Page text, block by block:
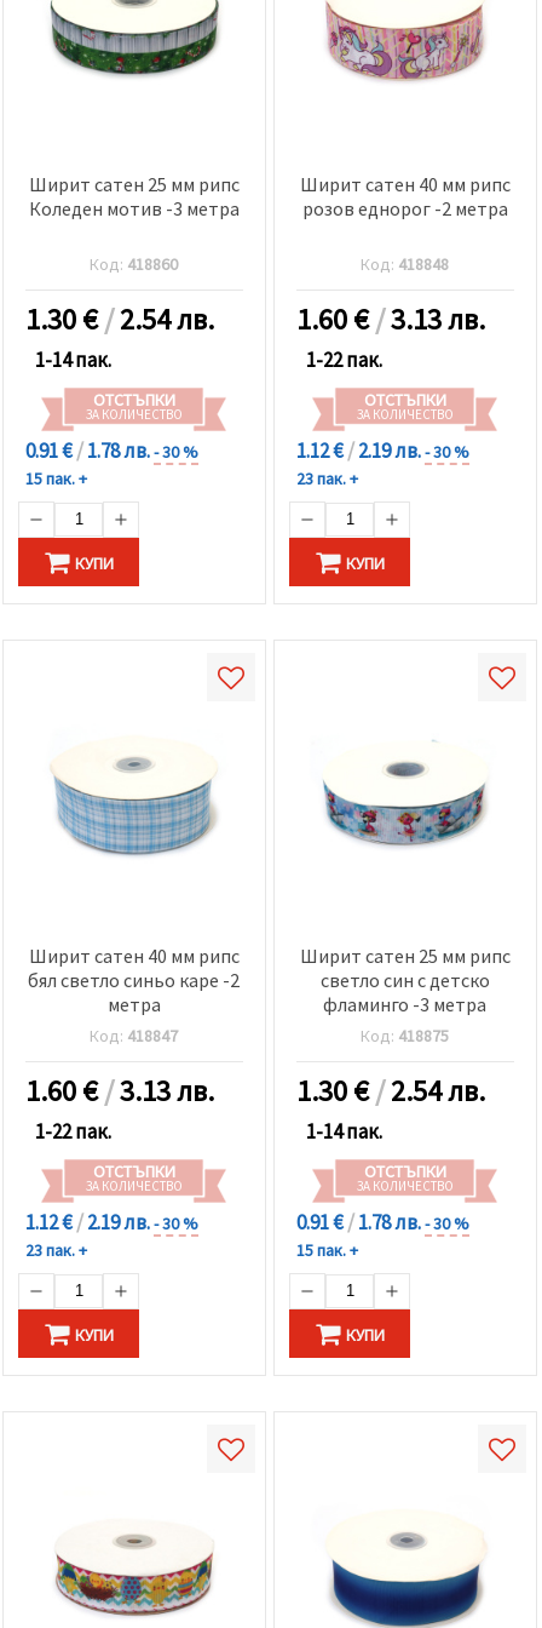
Ширит сатен 25 мм рипс
Коледен мотив -3 метра
Код: 418860
1.30€/2.54 лв.
1-14 пак.
ОТСТЪПКИ
ЗА КОЛИЧЕСТВО
0.91 €/1.78 лв.- 30 %
15 пак. +
КУПИ
Ширит сатен 40 мм рипс
розов еднорог -2 метра
Код: 418848
1.60€/3.13 лв.
1-22 пак.
ОТСТЪПКИ
ЗА КОЛИЧЕСТВО
1.12 €/2.19 лв.- 30 %
23 пак. +
КУПИ
Ширит сатен 40 мм рипс
бял светло синьо каре -2
метра
Код: 418847
1.60€/3.13 лв.
1-22 пак.
ОТСТЪПКИ
ЗА КОЛИЧЕСТВО
1.12 €/2.19 лв.- 30 %
23 пак. +
КУПИ
Ширит сатен 25 мм рипс
светло син с детско
фламинго -3 метра
Код: 418875
1.30€/2.54 лв.
1-14 пак.
ОТСТЪПКИ
ЗА КОЛИЧЕСТВО
0.91 €/1.78 лв.- 30 %
15 пак. +
КУПИ